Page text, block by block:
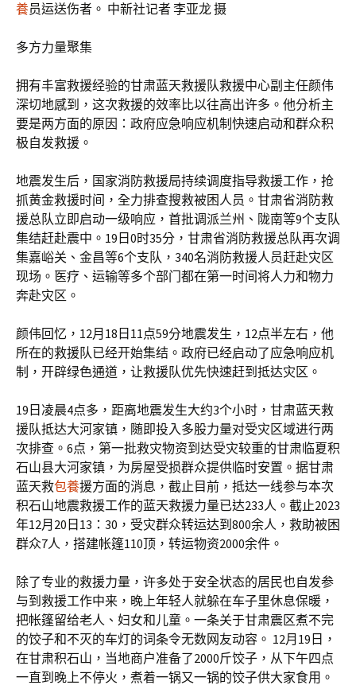
養员运送伤者。 中新社记者 李亚龙 摄
多方力量聚集
拥有丰富救援经验的甘肃蓝天救援队救援中心副主任颜伟
深切地感到，这次救援的效率比以往高出许多。他分析主
要是两方面的原因：政府应急响应机制快速启动和群众积
极自发救援。
地震发生后，国家消防救援局持续调度指导救援工作，抢
抓黄金救援时间，全力排查搜救被困人员。甘肃省消防救
援总队立即启动一级响应，首批调派兰州、陇南等9个支队
集结赶赴震中。19日0时35分，甘肃省消防救援总队再次调
集嘉峪关、金昌等6个支队，340名消防救援人员赶赴灾区
现场。医疗、运输等多个部门都在第一时间将人力和物力
奔赴灾区。
颜伟回忆，12月18日11点59分地震发生，12点半左右，他
所在的救援队已经开始集结。政府已经启动了应急响应机
制，开辟绿色通道，让救援队优先快速赶到抵达灾区。
19日凌晨4点多，距离地震发生大约3个小时，甘肃蓝天救
援队抵达大河家镇，随即投入多股力量对受灾区域进行两
次排查。6点，第一批救灾物资到达受灾较重的甘肃临夏积
石山县大河家镇，为房屋受损群众提供临时安置。据甘肃
蓝天救包養援方面的消息，截止目前，抵达一线参与本次
积石山地震救援工作的蓝天救援力量已达233人。截止2023
年12月20日13：30，受灾群众转运达到800余人，救助被困
群众7人，搭建帐篷110顶，转运物资2000余件。
除了专业的救援力量，许多处于安全状态的居民也自发参
与到救援工作中来，晚上年轻人就躲在车子里休息保暖，
把帐篷留给老人、妇女和儿童。一条关于甘肃震区煮不完
的饺子和不灭的车灯的词条令无数网友动容。 12月19日，
在甘肃积石山，当地商户准备了2000斤饺子，从下午四点
一直到晚上不停火，煮着一锅又一锅的饺子供大家食用。